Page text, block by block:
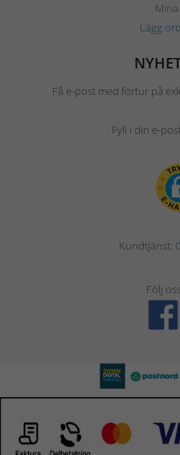
Lägg
Få e-post med förtur på
Fyll i din e-
Kundtjänst:
Följ